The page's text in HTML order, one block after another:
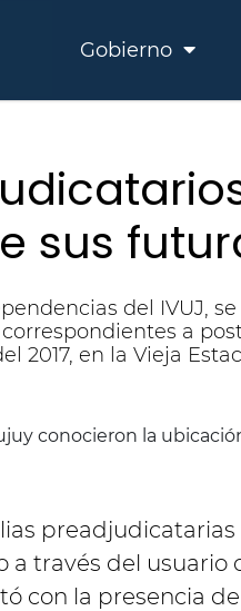
Gobierno
sus
del IVUJ,
a
2017, en la Vieja
través del usuario
con la presencia